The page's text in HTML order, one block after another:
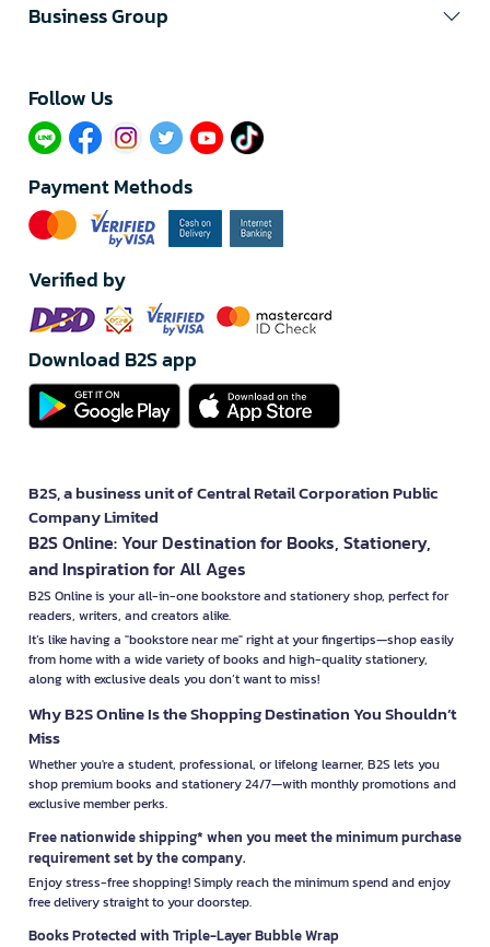
Business Group
Follow Us​
Payment Methods
Verified by
Download B2S app
B2S, a business unit of Central Retail Corporation Public
Company Limited
B2S Online: Your Destination for Books, Stationery,
and Inspiration for All Ages
B2S Online is your all-in-one bookstore and stationery shop, perfect for
readers, writers, and creators alike.
It’s like having a "bookstore near me" right at your fingertips—shop easily
from home with a wide variety of books and high-quality stationery,
along with exclusive deals you don’t want to miss!
Why B2S Online Is the Shopping Destination You Shouldn’t
Miss
Whether you're a student, professional, or lifelong learner, B2S lets you
shop premium books and stationery 24/7—with monthly promotions and
exclusive member perks.
Free nationwide shipping* when you meet the minimum purchase
requirement set by the company.
Enjoy stress-free shopping! Simply reach the minimum spend and enjoy
free delivery straight to your doorstep.
Books Protected with Triple-Layer Bubble Wrap